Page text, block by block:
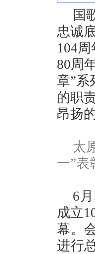
国
忠诚
104
80周
章”系
的职
昂扬
太
一”表
6
成立
幕。
进行